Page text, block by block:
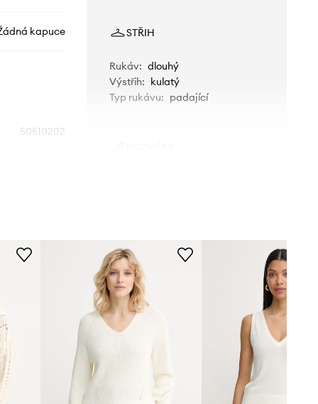
kapuce
50510202
STŘIH
Rukáv: dlouhý
Výstřih:
kulatý
Typ rukávu: padající
Doporučujeme zvolit velikost, kterou
běžně nosíte.
Tabulka velikosti